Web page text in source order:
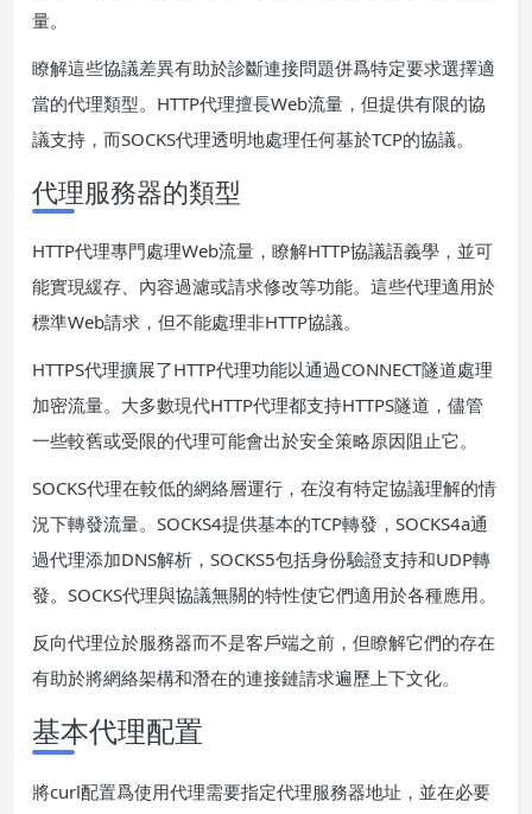
量。
瞭解這些協議差異有助於診斷連接問題併爲特定要求選擇適
當的代理類型。HTTP代理擅長Web流量，但提供有限的協
議支持，而SOCKS代理透明地處理任何基於TCP的協議。
代理服務器的類型
HTTP代理專門處理Web流量，瞭解HTTP協議語義學，並可
能實現緩存、內容過濾或請求修改等功能。這些代理適用於
標準Web請求，但不能處理非HTTP協議。
HTTPS代理擴展了HTTP代理功能以通過CONNECT隧道處理
加密流量。大多數現代HTTP代理都支持HTTPS隧道，儘管
一些較舊或受限的代理可能會出於安全策略原因阻止它。
SOCKS代理在較低的網絡層運行，在沒有特定協議理解的情
況下轉發流量。SOCKS4提供基本的TCP轉發，SOCKS4a通
過代理添加DNS解析，SOCKS5包括身份驗證支持和UDP轉
發。SOCKS代理與協議無關的特性使它們適用於各種應用。
反向代理位於服務器而不是客戶端之前，但瞭解它們的存在
有助於將網絡架構和潛在的連接鏈請求遍歷上下文化。
基本代理配置
將curl配置爲使用代理需要指定代理服務器地址，並在必要